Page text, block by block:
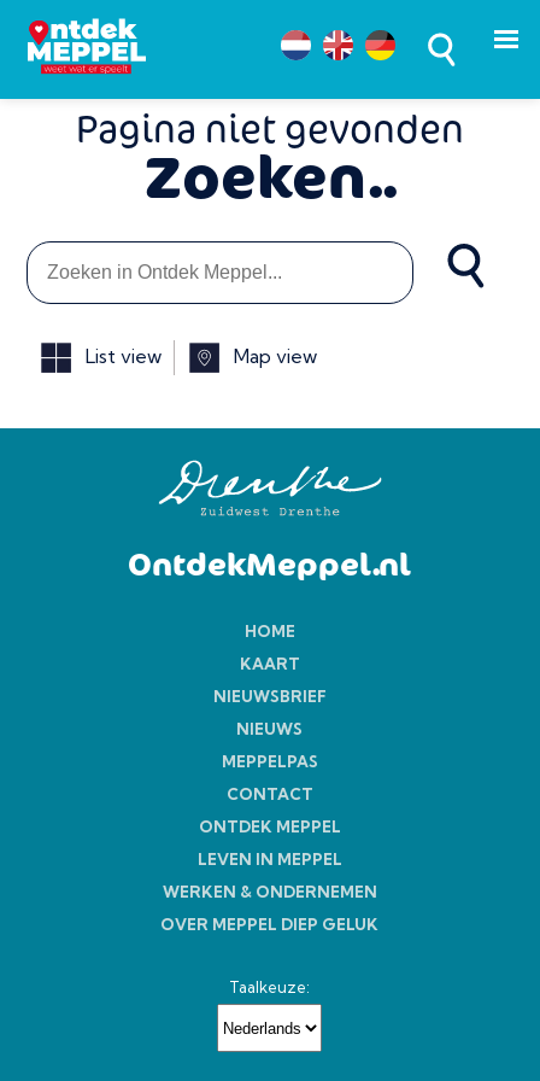
Pagina niet gevonden
Zoeken..
List view Map view
OntdekMeppel.nl
HOME
KAART
NIEUWSBRIEF
NIEUWS
MEPPELPAS
CONTACT
ONTDEK MEPPEL
LEVEN IN MEPPEL
WERKEN & ONDERNEMEN
OVER MEPPEL DIEP GELUK
Taalkeuze: